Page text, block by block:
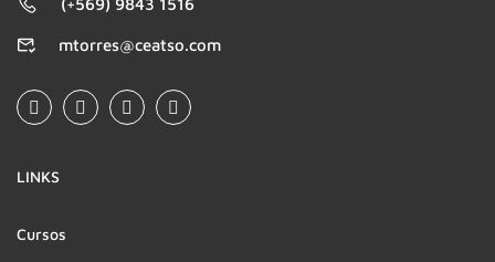
(+569) 9843 1516
mtorres@ceatso.com
LINKS
Cursos